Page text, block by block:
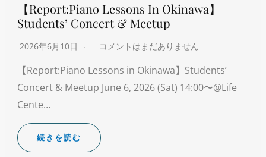
【Report:Piano Lessons In Okinawa】
Students’ Concert & Meetup
2026年6月10日 コメントはまだありません
【Report:Piano Lessons in Okinawa】Students’
Concert & Meetup June 6, 2026 (Sat) 14:00〜@Life
Cente…
続きを読む